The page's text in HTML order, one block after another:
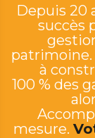
Depuis 20
succès
patrimoine.
à
100 % des
mesure.